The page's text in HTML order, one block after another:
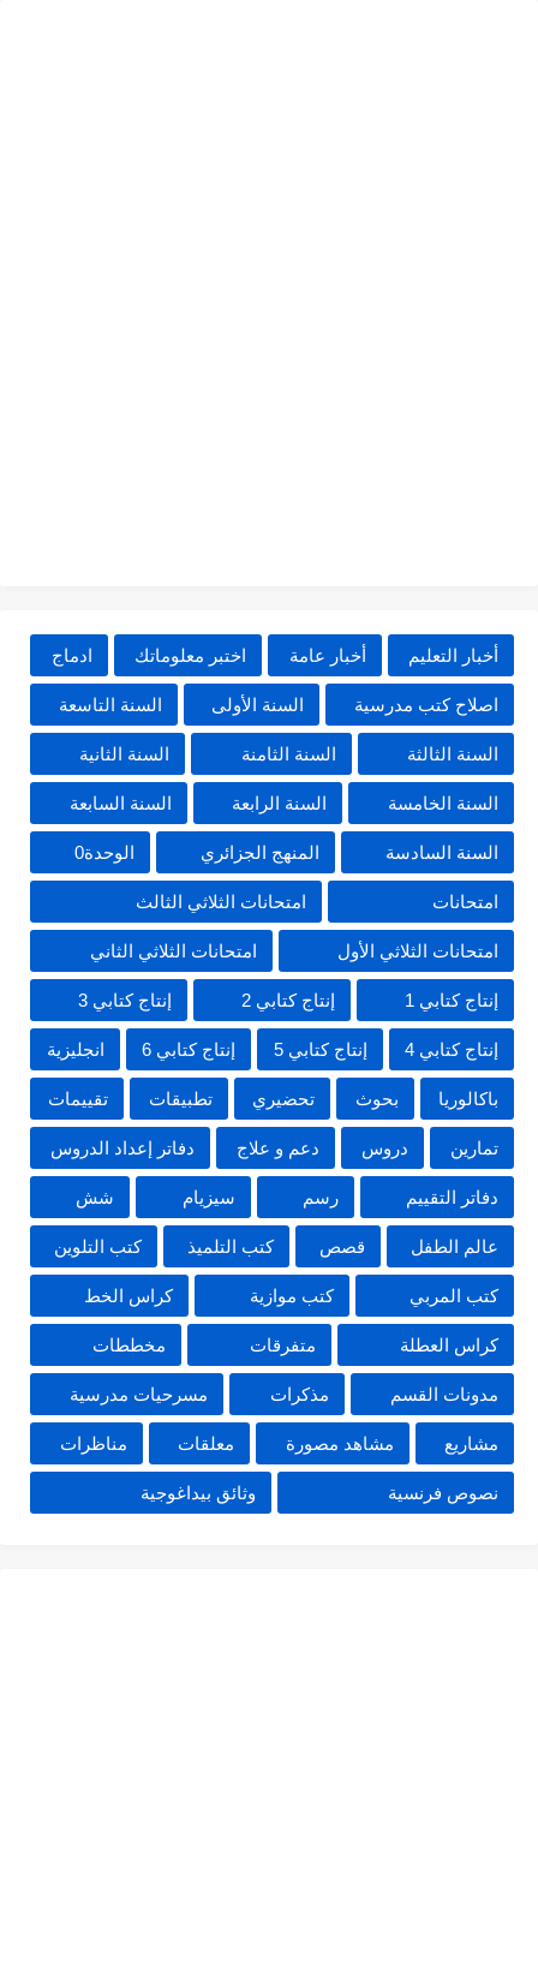
أخبار التعليم أخبار عامة اختبر معلوماتك ادماج
اصلاح كتب مدرسية السنة الأولى السنة التاسعة
السنة الثالثة السنة الثامنة السنة الثانية
السنة الخامسة السنة الرابعة السنة السابعة
السنة السادسة المنهج الجزائري الوحدة0
امتحانات امتحانات الثلاثي الثالث
امتحانات الثلاثي الأول امتحانات الثلاثي الثاني
إنتاج كتابي 1 إنتاج كتابي 2 إنتاج كتابي 3
إنتاج كتابي 4 إنتاج كتابي 5 إنتاج كتابي 6 انجليزية
باكالوريا بحوث تحضيري تطبيقات تقييمات
تمارين دروس دعم و علاج دفاتر إعداد الدروس
دفاتر التقييم رسم سيزيام شش
عالم الطفل قصص كتب التلميذ كتب التلوين
كتب المربي كتب موازية كراس الخط
كراس العطلة متفرقات مخططات
مدونات القسم مذكرات مسرحيات مدرسية
مشاريع مشاهد مصورة معلقات مناظرات
نصوص فرنسية وثائق بيداغوجية